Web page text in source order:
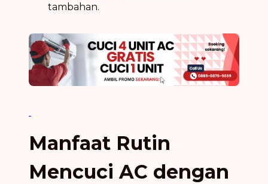
tambahan.
Manfaat Rutin
Mencuci AC dengan